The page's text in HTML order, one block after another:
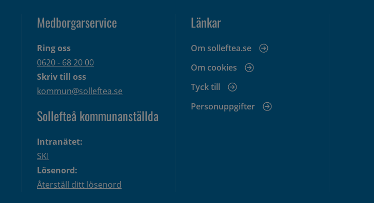
Medborgarservice
Ring oss
0620 - 68 20 00
Skriv till oss
kommun@solleftea.se
Sollefteå kommunanställda
Intranätet:
SKI
Lösenord:
Återställ ditt lösenord
Länkar
Om solleftea.se
Om cookies
Tyck till
Personuppgifter